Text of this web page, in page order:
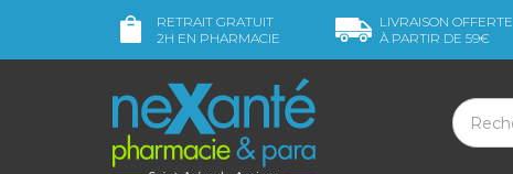
RETRAIT GRATUIT
2H EN PHARMACIE
LIVRAISON OFFERTE
À PARTIR DE 59€